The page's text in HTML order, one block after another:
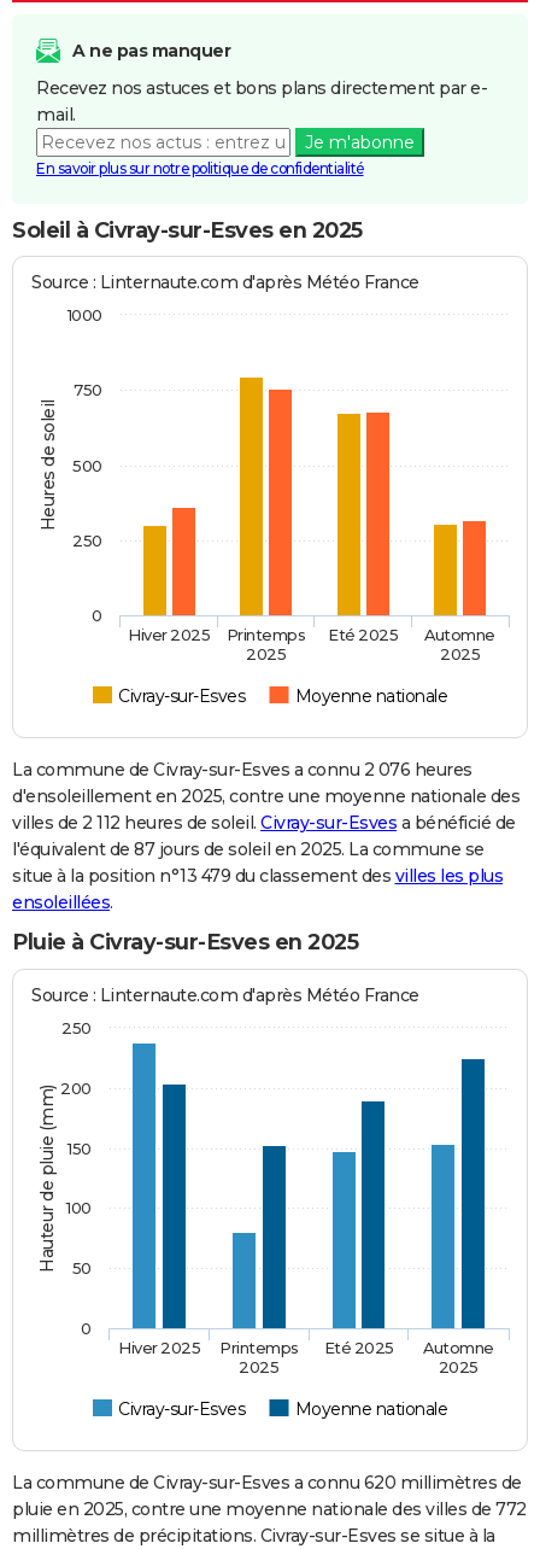
A ne pas manquer
Recevez nos astuces et bons plans directement par e-
mail.
Je m'abonne
En savoir plus sur notre politique de confidentialité
Soleil à Civray-sur-Esves en 2025
Heures de soleil
Source : Linternaute.com d'après Météo France
Civray-sur-Esves Moyenne nationale
Hiver 2025
Printemps
2025
Eté 2025
Automne
2025
0
1000
250
500
750
La commune de Civray-sur-Esves a connu 2 076 heures
d'ensoleillement en 2025, contre une moyenne nationale des
villes de 2 112 heures de soleil. Civray-sur-Esves a bénéficié de
l'équivalent de 87 jours de soleil en 2025. La commune se
situe à la position n°13 479 du classement des villes les plus
ensoleillées.
Pluie à Civray-sur-Esves en 2025
Hauteur de pluie (mm)
Source : Linternaute.com d'après Météo France
Civray-sur-Esves Moyenne nationale
Hiver 2025
Printemps
2025
Eté 2025
Automne
2025
0
50
100
150
200
250
La commune de Civray-sur-Esves a connu 620 millimètres de
pluie en 2025, contre une moyenne nationale des villes de 772
millimètres de précipitations. Civray-sur-Esves se situe à la